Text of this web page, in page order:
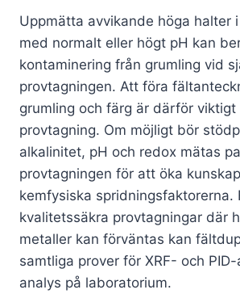
Uppmätta avvikande höga halter
med normalt eller högt pH kan
kontaminering från grumling vid
provtagningen. Att föra
grumling och färg är därför viktigt
provtagning. Om möjligt bör
alkalinitet, pH och redox mätas
provtagningen för att öka
kemfysiska spridningsfaktorerna.
kvalitetssäkra provtagningar där
metaller kan förväntas kan
samtliga prover för XRF- och
analys på laboratorium.